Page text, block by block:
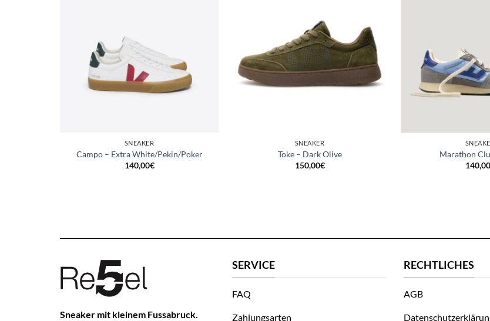
SNEAKER
Campo – Extra White/Pekin/Poker
140,00€
SNEAKER
Toke – Dark Olive
150,00€
Marathon
140,00
Sneaker mit kleinem Fussabruck.
SERVICE
FAQ
Zahlungsarten
RECHTLICHES
AGB